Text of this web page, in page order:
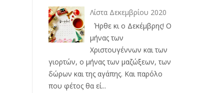
Λίστα Δεκεμβρίου 2020
Ήρθε κι ο Δεκέμβρης! Ο
μήνας των
Χριστουγέννων και των
γιορτών, ο μήνας των μαζώξεων, των
δώρων και της αγάπης. Και παρόλο
που φέτος θα εί...